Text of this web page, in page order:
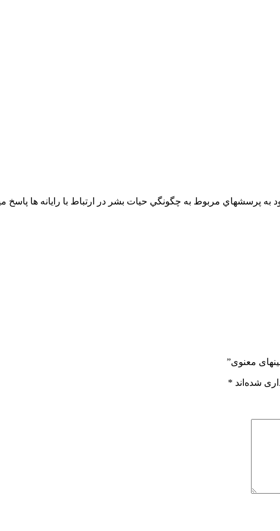
به پرسش­هاي مربوط به چگونگي حيات بشر در ارتباط با رايانه­ ها پاسخ
معنوی”
شده‌اند *